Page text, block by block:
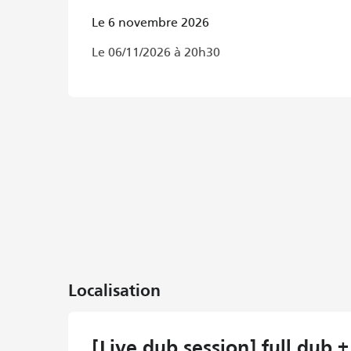
Le 6 novembre 2026
Le 06/11/2026 à 20h30
Localisation